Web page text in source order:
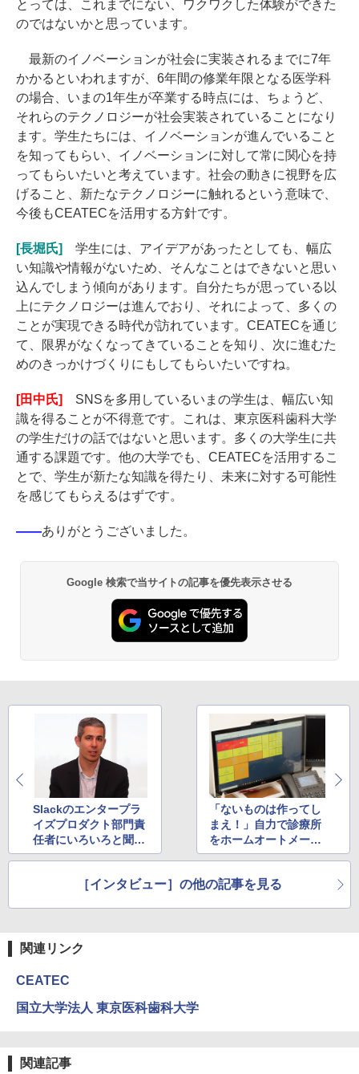
とっては、これまでにない、ワクワクした体験ができた
のではないかと思っています。
最新のイノベーションが社会に実装されるまでに7年
かかるといわれますが、6年間の修業年限となる医学科
の場合、いまの1年生が卒業する時点には、ちょうど、
それらのテクノロジーが社会実装されていることになり
ます。学生たちには、イノベーションが進んでいること
を知ってもらい、イノベーションに対して常に関心を持
ってもらいたいと考えています。社会の動きに視野を広
げること、新たなテクノロジーに触れるという意味で、
今後もCEATECを活用する方針です。
[長堀氏]
学生には、アイデアがあったとしても、幅広
い知識や情報がないため、そんなことはできないと思い
込んでしまう傾向があります。自分たちが思っている以
上にテクノロジーは進んでおり、それによって、多くの
ことが実現できる時代が訪れています。CEATECを通じ
て、限界がなくなってきていることを知り、次に進むた
めのきっかけづくりにもしてもらいたいですね。
[田中氏]
SNSを多用しているいまの学生は、幅広い知
識を得ることが不得意です。これは、東京医科歯科大学
の学生だけの話ではないと思います。多くの大学生に共
通する課題です。他の大学でも、CEATECを活用するこ
とで、学生が新たな知識を得たり、未来に対する可能性
を感じてもらえるはずです。
――ありがとうございました。
Google 検索で当サイトの記事を優先表示させる
Slackのエンタープラ
イズプロダクト部門責
任者にいろいろと聞い
てみた
「ないものは作ってし
まえ！」自力で診療所
をホームオートメーシ
ョン化した“マニア”は
編）
［インタビュー］の他の記事を見る
関連リンク
CEATEC
国立大学法人 東京医科歯科大学
関連記事